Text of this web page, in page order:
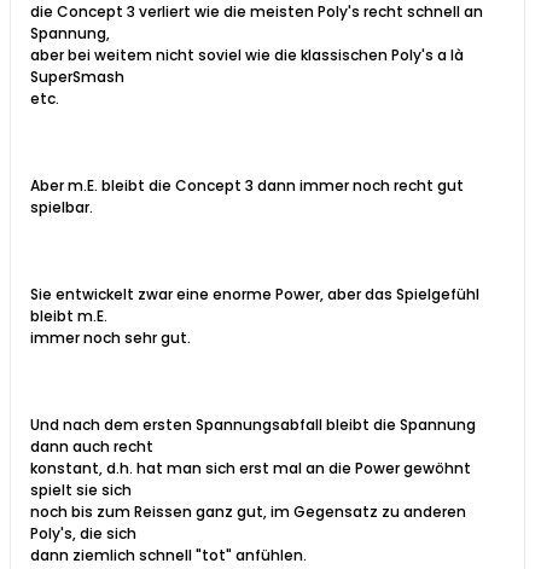
die Concept 3 verliert wie die meisten Poly's recht schnell an
Spannung,
aber bei weitem nicht soviel wie die klassischen Poly's a là
SuperSmash
etc.
Aber m.E. bleibt die Concept 3 dann immer noch recht gut
spielbar.
Sie entwickelt zwar eine enorme Power, aber das Spielgefühl
bleibt m.E.
immer noch sehr gut.
Und nach dem ersten Spannungsabfall bleibt die Spannung
dann auch recht
konstant, d.h. hat man sich erst mal an die Power gewöhnt
spielt sie sich
noch bis zum Reissen ganz gut, im Gegensatz zu anderen
Poly's, die sich
dann ziemlich schnell "tot" anfühlen.